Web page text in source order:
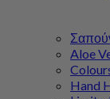
Aloe
Hand